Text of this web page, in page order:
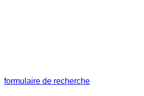
formulaire de recherche